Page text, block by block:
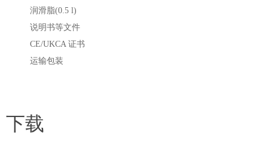
润滑脂(0.5 l)
说明书等文件
CE/UKCA 证书
运输包装
下载